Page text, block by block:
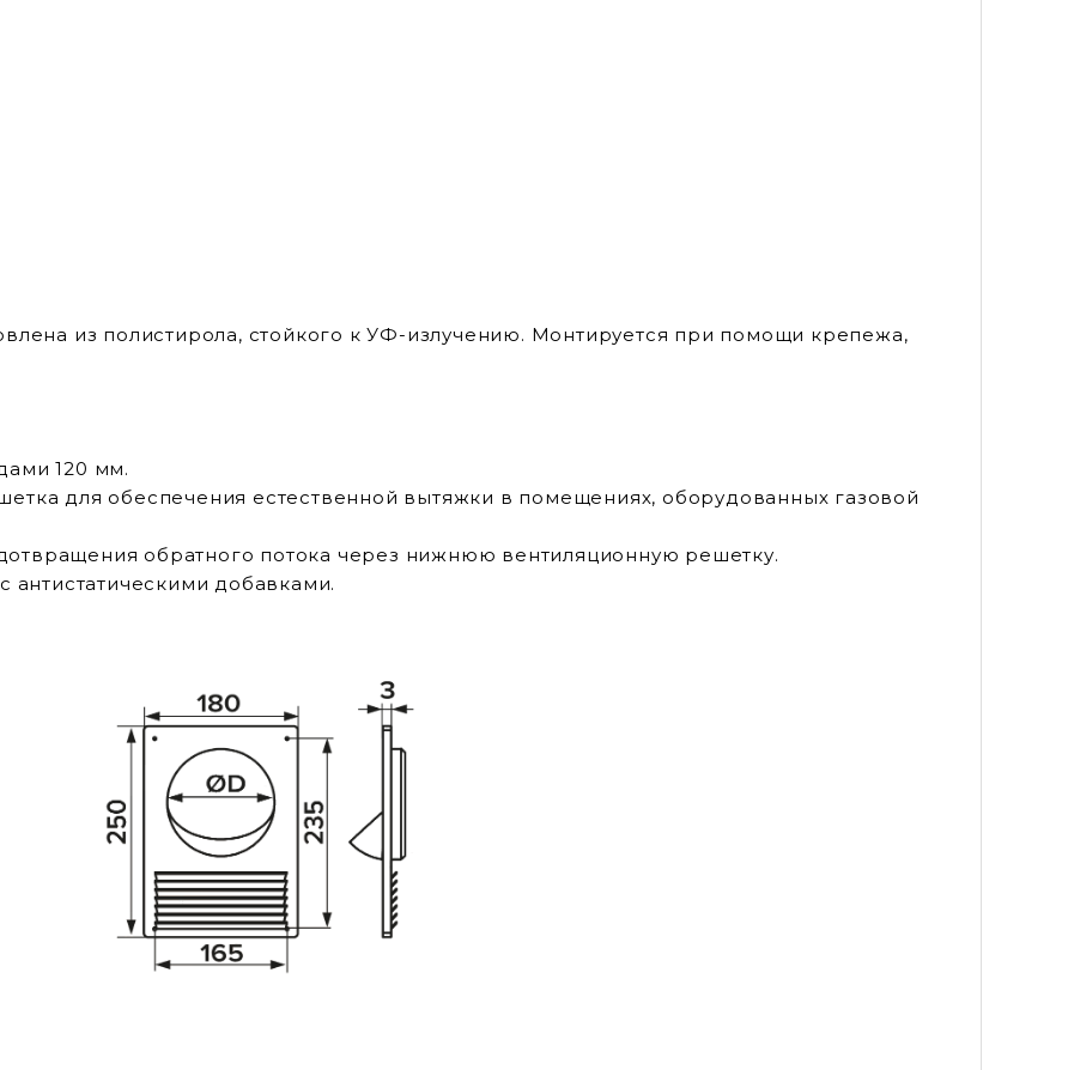
из полистирола, стойкого к УФ-излучению. Монтируется при помощи крепежа,
120 мм.
для обеспечения естественной вытяжки в помещениях, оборудованных газовой
обратного потока через нижнюю вентиляционную решетку.
антистатическими добавками.